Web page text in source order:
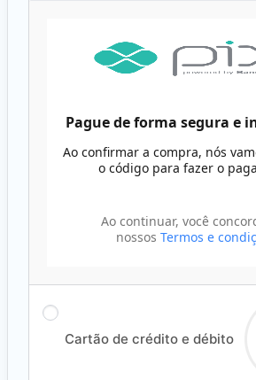
Pague de forma segura e
Ao confirmar a compra, nós
o código para fazer o
Ao continuar, você
nossos Termos e
Cartão de crédito e débito